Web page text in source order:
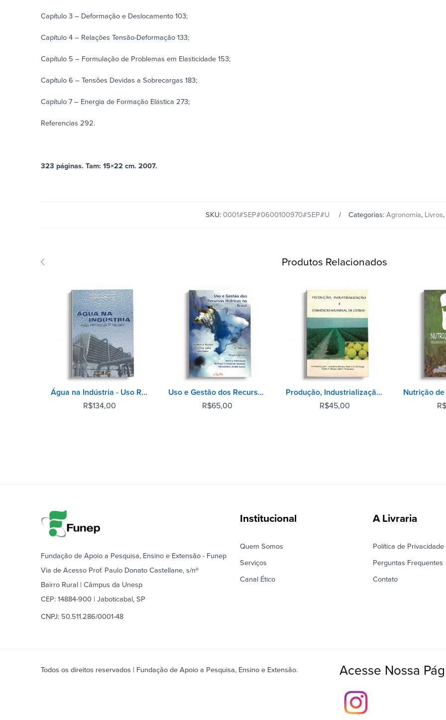
Capítulo 3 – Deformação e Deslocamento 103;
Capítulo 4 – Relações Tensão-Deformação 133;
Capítulo 5 – Formulação de Problemas em Elasticidade 153;
Capítulo 6 – Tensões Devidas a Sobrecargas 183;
Capítulo 7 – Energia de Formação Elástica 273;
Referencias 292.
323 páginas. Tam: 15×22 cm. 2007.
SKU: 0001#SEP#0600100970#SEP#U Categorias: Agronomia, Livros,
Produtos Relacionados
Água na Indústria - Uso Racional e Reúso - Reimpressão 2012
R$134,00
Uso e Gestão dos Recursos Hídricos no Brasil - 2° Edição
R$65,00
Produção, Industrialização e Comércio Mundial de Citros
R$45,00 R$
Fundação de Apoio a Pesquisa, Ensino e Extensão - Funep
Via de Acesso Prof. Paulo Donato Castellane, s/nº
Bairro Rural | Câmpus da Unesp
CEP: 14884-900 | Jaboticabal, SP
CNPJ: 50.511.286/0001-48
Institucional
Quem Somos
Serviços
Canal Ético
A Livraria
Política de Privacidade
Perguntas Frequentes
Contato
Todos os direitos reservados | Fundação de Apoio a Pesquisa, Ensino e Extensão. Acesse Nossa